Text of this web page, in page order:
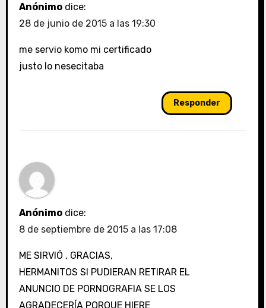
Anónimo dice:
28 de junio de 2015 a las 19:30
me servio komo mi certificado
justo lo nesecitaba
Responder
Anónimo dice:
8 de septiembre de 2015 a las 17:08
ME SIRVIÓ , GRACIAS,
HERMANITOS SI PUDIERAN RETIRAR EL
ANUNCIO DE PORNOGRAFIA SE LOS
AGRADECERÍA PORQUE HIERE